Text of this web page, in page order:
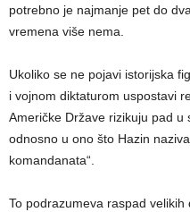
potrebno je najmanje pet do
vremena više nema.
Ukoliko se ne pojavi istorijska
i vojnom diktaturom uspostavi
Američke Države rizikuju pad u
odnosno u ono što Hazin
komandanata“.
To podrazumeva raspad